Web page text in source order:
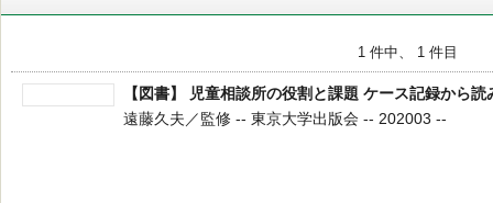
1 件中、 1 件目
【図書】 児童相談所の役割と課題 ケース記録から
遠藤久夫／監修 -- 東京大学出版会 -- 202003 --